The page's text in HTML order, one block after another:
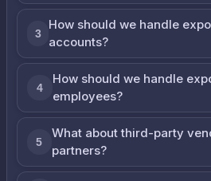
3
How should we handle
accounts?
4
How should we handle
employees?
5
What about third-party
partners?